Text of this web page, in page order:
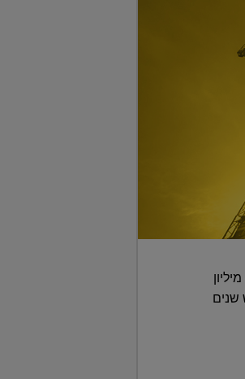
המגרש נמצא בין הרחובות ז'בוטינסקי בצפון, ארלוזורוב בדרום וצומת עלית ממערב ■ במגדל ציינו כי בכוונתם להשקיע כ-800 מיליון